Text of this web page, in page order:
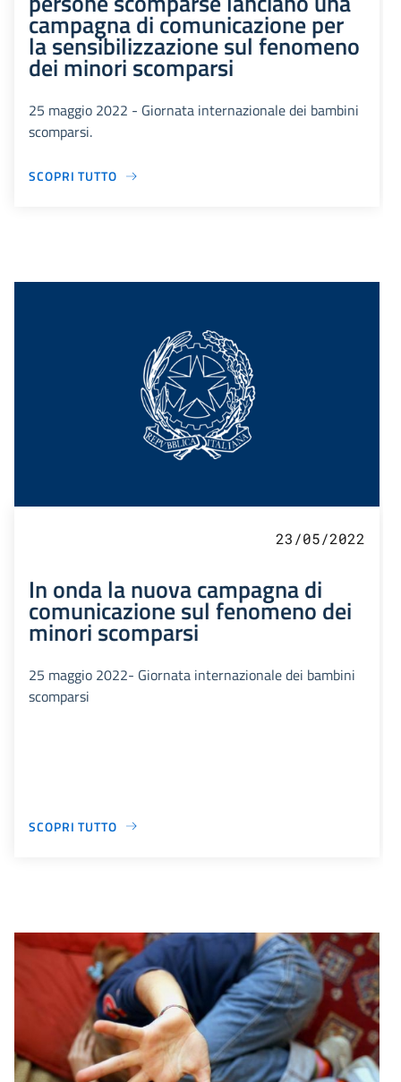
campagna di comunicazione per
la sensibilizzazione sul fenomeno
dei minori scomparsi
25 maggio 2022 - Giornata internazionale dei bambini
scomparsi.
SCOPRI TUTTO
23/05/2022
In onda la nuova campagna di
comunicazione sul fenomeno dei
minori scomparsi
25 maggio 2022- Giornata internazionale dei bambini
scomparsi
SCOPRI TUTTO